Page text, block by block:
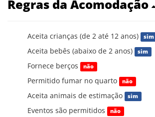
Regras da Acomodação
Aceita crianças (de 2 até 12 anos) sim
Aceita bebês (abaixo de 2 anos) sim
Fornece berços não
Permitido fumar no quarto não
Aceita animais de estimação sim
Eventos são permitidos não